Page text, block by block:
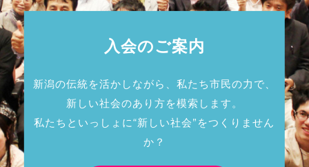
入会のご案内
新潟の伝統を活かしながら、私たち市民の力で、
新しい社会のあり方を模索します。
私たちといっしょに“新しい社会”をつくりません
か？